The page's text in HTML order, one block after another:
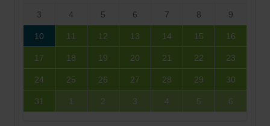
3 4 5 6 7 8 9
10 11 12 13 14 15 16
17 18 19 20 21 22 23
24 25 26 27 28 29 30
31 1 2 3 4 5 6